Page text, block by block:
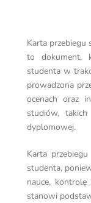
Karta przebiegu
to dokument,
studenta w
prowadzona
ocenach oraz
studiów,
dyplomowej.
Karta
studenta,
nauce,
stanowi